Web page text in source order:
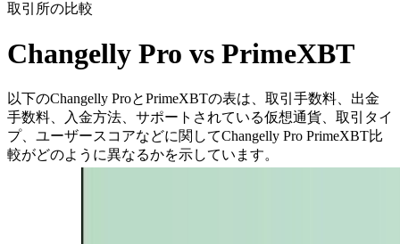
取引所の比較
Changelly Pro vs PrimeXBT
以下のChangelly ProとPrimeXBTの表は、取引手数料、出金
手数料、入金方法、サポートされている仮想通貨、取引タイ
プ、ユーザースコアなどに関してChangelly Pro PrimeXBT比
較がどのように異なるかを示しています。